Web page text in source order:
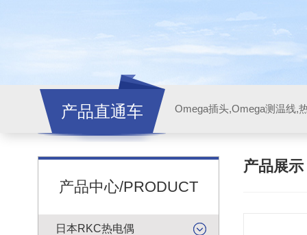
产品直通车
产品中心/PRODUCT
日本RKC热电偶
产品展示